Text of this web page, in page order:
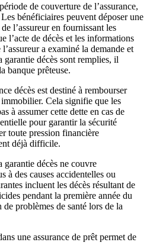
de couverture de l’assurance,
bénéficiaires peuvent déposer une
l’assureur en fournissant les
l’acte de décès et les informations
a examiné la demande et
décès sont remplies, il
banque prêteuse.
décès est destiné à rembourser
Cela signifie que les
à assumer cette dette en cas de
pour garantir la sécurité
toute pression financière
déjà difficile.
décès ne couvre
à des causes accidentelles ou
incluent les décès résultant de
pendant la première année du
problèmes de santé lors de la
une assurance de prêt permet de